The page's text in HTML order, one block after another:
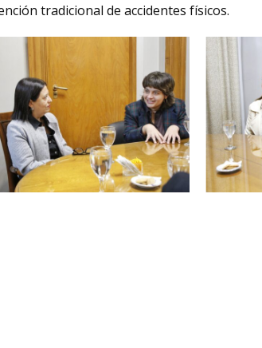
tradicional de accidentes físicos.